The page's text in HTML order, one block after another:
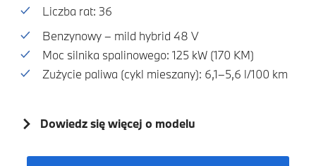
Liczba rat: 36
Benzynowy – mild hybrid 48 V
Moc silnika spalinowego: 125 kW (170 KM)
Zużycie paliwa (cykl mieszany): 6,1–5,6 l/100 km
Dowiedz się więcej o modelu